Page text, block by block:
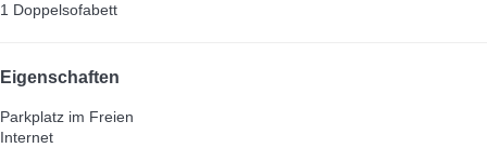
1 Doppelsofabett
Eigenschaften
Parkplatz im Freien
Internet